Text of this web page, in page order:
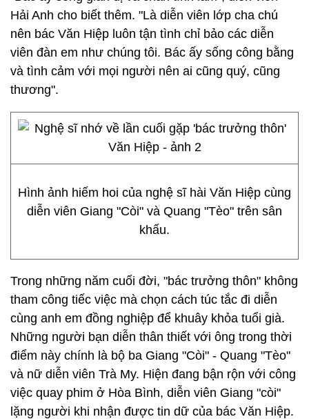
Hải Anh cho biết thêm. "Là diễn viên lớp cha chú
nên bác Văn Hiệp luôn tận tình chỉ bảo các diễn
viên đàn em như chúng tôi. Bác ấy sống công bằng
và tình cảm với mọi người nên ai cũng quý, cũng
thương".
Hình ảnh hiếm hoi của nghệ sĩ hài Văn Hiệp cùng
diễn viên Giang "Còi" và Quang "Tèo" trên sân
khấu.
Trong những năm cuối đời, "bác trưởng thôn" không
tham công tiếc việc mà chọn cách túc tắc đi diễn
cùng anh em đồng nghiệp để khuây khỏa tuổi già.
Những người bạn diễn thân thiết với ông trong thời
điểm này chính là bộ ba Giang "Còi" - Quang "Tèo"
và nữ diễn viên Trà My. Hiện đang bận rộn với công
việc quay phim ở Hòa Bình, diễn viên Giang "còi"
lặng người khi nhận được tin dữ của bác Văn Hiệp.